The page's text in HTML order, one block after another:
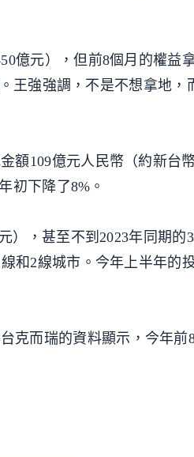
億元），但前8個月的權益
王強強調，不是不想拿地，
額109億元人民幣（約新台
初下降了8%。
），甚至不到2023年同期的3
和2線城市。今年上半年的
克而瑞的資料顯示，今年前